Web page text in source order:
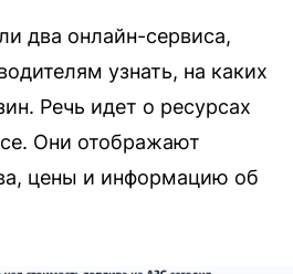
два онлайн-сервиса,
узнать, на каких
Речь идет о ресурсах
Они отображают
цены и информацию об